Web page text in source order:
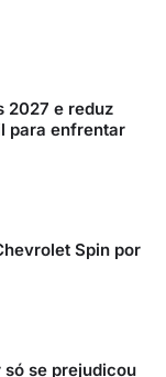
2027 e reduz
para enfrentar
Spin por
só se prejudicou